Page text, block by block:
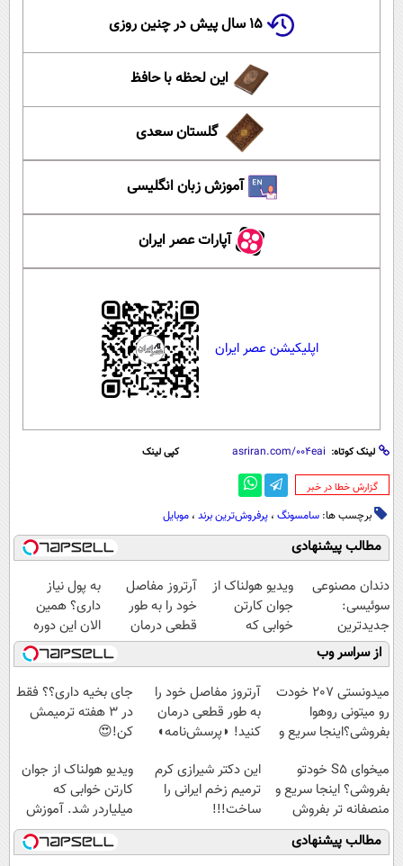
۱۵ سال پیش در چنین روزی
این لحظه با حافظ
گلستان سعدی
آموزش زبان انگلیسی
آپارات عصر ایران
اپلیکیشن عصر ایران
لینک کوتاه: کپی لینک
‌گزارش خطا در خبر
برچسب ها: سامسونگ ، پرفروش‌ترین برند ، موبایل
مطالب پیشنهادی
دندان مصنوعی
سوئیسی:
جدیدترین
فناوری اروپا،
سبک و مقاوم |
پرداخت قسطی
ویدیو هولناک از
جوان کارتن
خوابی که
میلیاردر شد.
آموزش رایگان
آرتروز مفاصل
خود را به طور
قطعی درمان
کنید!
◗پرسش‌نامه◖
به پول نیاز
داری؟ همین
الان این دوره
رایگان رو شرکت
کن تا دیر نشده!
از سراسر وب
میدونستی 207 خودت
رو میتونی روهوا
بفروشی؟اینجا سریع و
آرتروز مفاصل خود را
به طور قطعی درمان
کنید! ◗پرسش‌نامه◖
جای بخیه داری؟؟ فقط
در 3 هفته ترمیمش
کن!😍
میخوای S5 خودتو
بفروشی؟ اینجا سریع و
منصفانه تر بفروش
این دکتر شیرازی کرم
ترمیم زخم ایرانی را
ساخت!!!
ویدیو هولناک از جوان
کارتن خوابی که
میلیاردر شد. آموزش
رایگان
مطالب پیشنهادی